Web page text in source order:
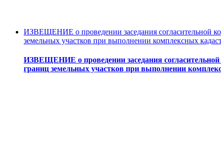
ИЗВЕЩЕНИЕ о проведении заседания согласительной
земельных участков при выполнении комплексных
ИЗВЕЩЕНИЕ о проведении заседания согласительной
границ земельных участков при выполнении